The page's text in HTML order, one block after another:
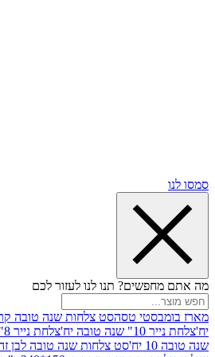
תנו לנו לעזור לכם
טסה
יח'
צלחת נייר 8" שנה טובה 10 יח'
סט צלחות שנה טובה לבן זהב "10+"7 / 8+8 יח'